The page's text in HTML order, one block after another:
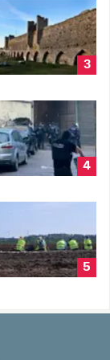
3
4
5